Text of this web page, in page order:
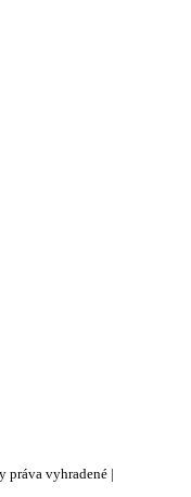
práva vyhradené |